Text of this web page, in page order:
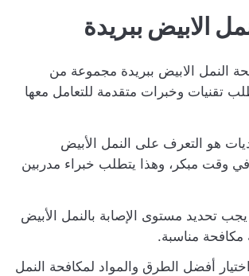
الابيض ببريدة
النمل الابيض ببريدة مجموعة من
تقنيات وخبرات متقدمة للتعامل معها
هو التعرف على النمل الأبيض
وقت مبكر، وهذا يتطلب خبراء مدربين
يجب تحديد مستوى الإصابة بالنمل الأبيض
مكافحة مناسبة.
أفضل الطرق والمواد لمكافحة النمل